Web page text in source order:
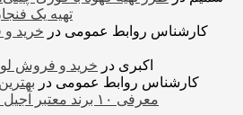
تهیه یک
کارشناس روابط عمومی در خرید
اکبری در خرید و فروش
کارشناس روابط عمومی در
معرفی ۱۰ برند معتبر آجیل و خشکبار در ایران